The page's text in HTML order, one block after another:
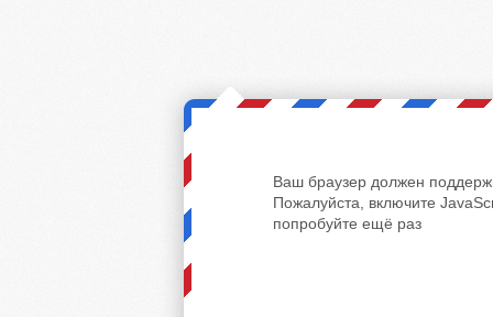
Ваш браузер должен
Пожалуйста, включите
попробуйте ещё раз